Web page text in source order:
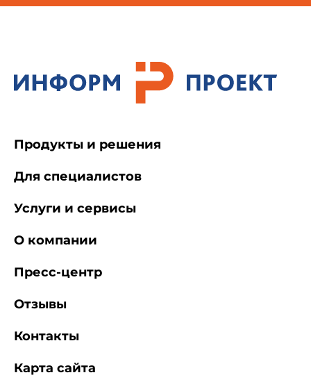
Продукты и решения
Для специалистов
Услуги и сервисы
О компании
Пресс-центр
Отзывы
Контакты
Карта сайта